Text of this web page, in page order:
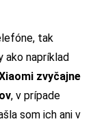
tak
ako napríklad
zvyčajne
, v prípade
som ich ani v